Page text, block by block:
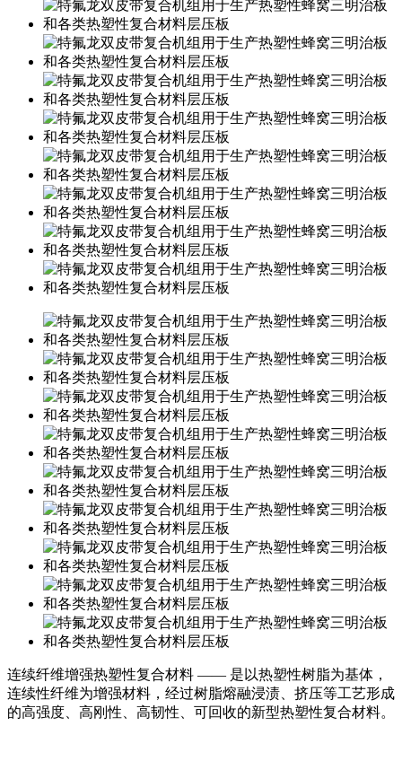
连续纤维增强热塑性复合材料 —— 是以热塑性树脂为基体，
连续性纤维为增强材料，经过树脂熔融浸渍、挤压等工艺形成
的高强度、高刚性、高韧性、可回收的新型热塑性复合材料。